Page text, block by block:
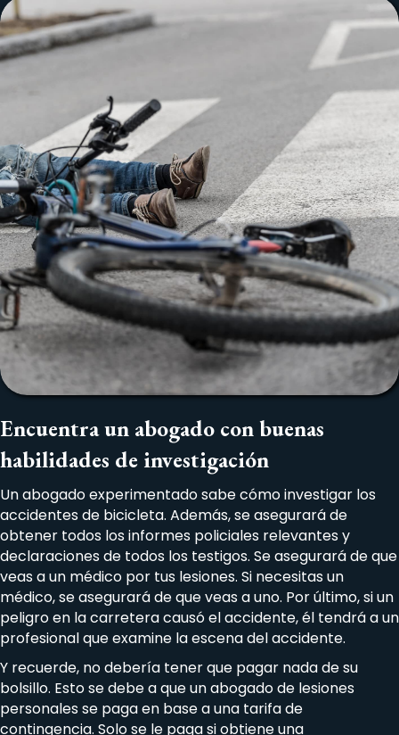
Encuentra un abogado con buenas
habilidades de investigación
Un abogado experimentado sabe cómo investigar los
accidentes de bicicleta. Además, se asegurará de
obtener todos los informes policiales relevantes y
declaraciones de todos los testigos. Se asegurará de que
veas a un médico por tus lesiones. Si necesitas un
médico, se asegurará de que veas a uno. Por último, si un
peligro en la carretera causó el accidente, él tendrá a un
profesional que examine la escena del accidente.
Y recuerde, no debería tener que pagar nada de su
bolsillo. Esto se debe a que un abogado de lesiones
personales se paga en base a una tarifa de
contingencia. Solo se le paga si obtiene una